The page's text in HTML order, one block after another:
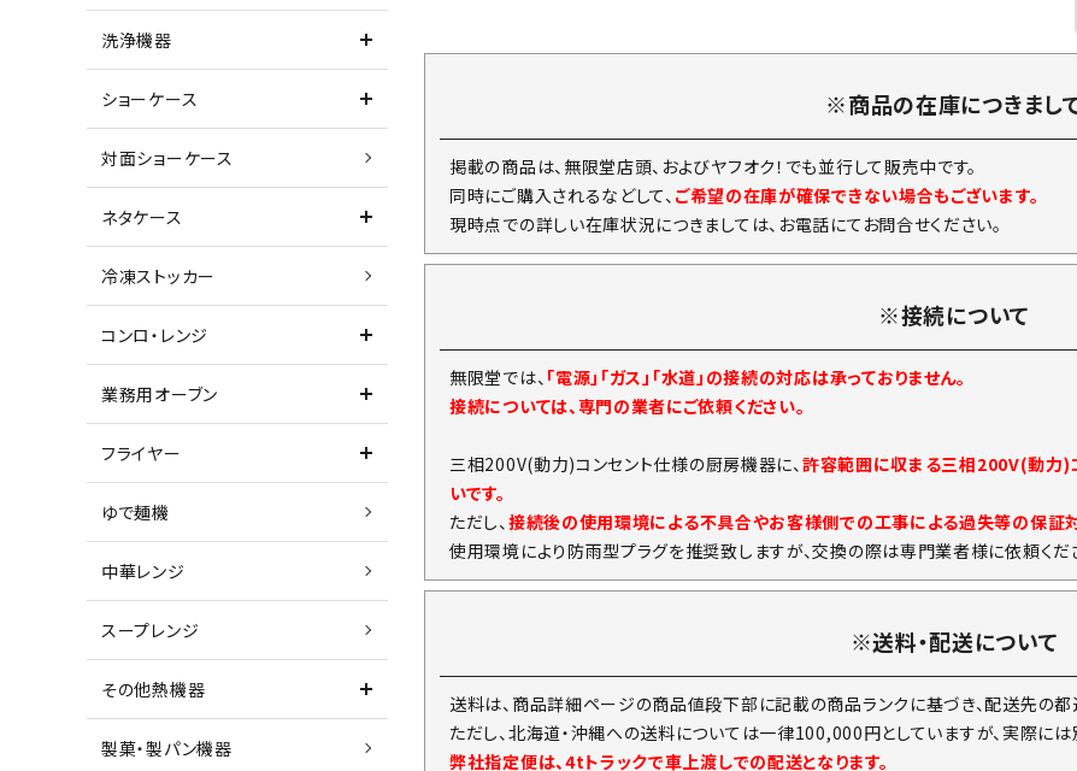
洗浄機器
ショーケース
対面ショーケース
ネタケース
冷凍ストッカー
コンロ・レンジ
業務用オーブン
フライヤー
ゆで麺機
中華レンジ
スープレンジ
その他熱機器
製菓・製パン機器
※商品の在庫につきまし
掲載の商品は、無限堂店頭、およびヤフオク！でも並行して販売中です。
同時にご購入されるなどして、 ご希望の在庫が確保できない場合もございます。
現時点での詳しい在庫状況につきましては、お電話にてお問合せください。
※接続について
無限堂では、 「電源」「ガス」「水道」の接続の対応は承っておりません。
接続については、専門の業者にご依頼ください。
三相200V(動力)コンセント仕様の厨房機器に、許容範囲に収まる三相200V(動力)
いです。
ただし、接続後の使用環境による不具合やお客様側での工事による過失等の保証
使用環境により防雨型プラグを推奨致しますが、交換の際は専門業者様に依頼くだ
※送料・配送について
送料は、商品詳細ページの商品値段下部に記載の商品ランクに基づき、配送先の都
ただし、北海道・沖縄への送料については一律100,000円としていますが、実際には
弊社指定便は、4tトラックで車上渡しでの配送となります。